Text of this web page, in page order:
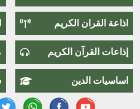
اذاعة القران الكريم
إذاعات القرآن الكريم
اساسيات الدين